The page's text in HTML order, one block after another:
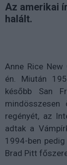
Az amerikai
halált.
Anne Rice
én. Miután
később San
regényét, az
adtak a
1994-ben
Brad Pitt